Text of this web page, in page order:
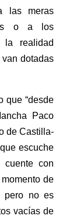
las meras
o a los
realidad
dotadas
que “desde
Paco
de Castilla-
escuche
con
de
pero no es
vacías de